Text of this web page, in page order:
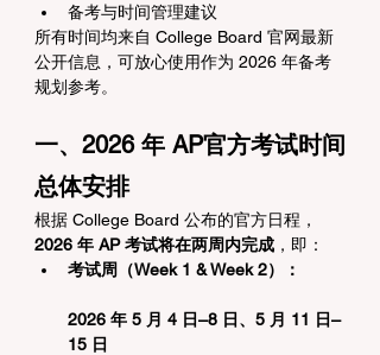
备考与时间管理建议
所有时间均来自 College Board 官网最新
公开信息，可放心使用作为 2026 年备考
规划参考。
一、2026 年 AP官方考试时间
总体安排
根据 College Board 公布的官方日程，
2026 年 AP 考试将在两周内完成 ，即：
考试周（Week 1 & Week 2）：
2026 年 5 月 4 日–8 日、5 月 11 日–
15 日